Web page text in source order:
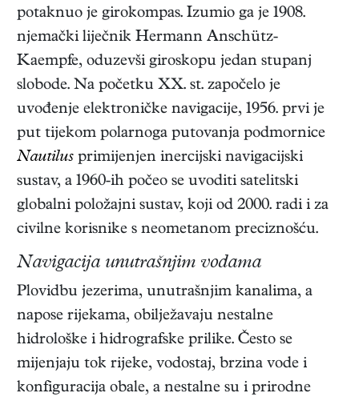
potaknuo je girokompas. Izumio ga je 1908.
njemački liječnik Hermann Anschütz-
Kaempfe, oduzevši giroskopu jedan stupanj
slobode. Na početku XX. st. započelo je
uvođenje elektroničke navigacije, 1956. prvi je
put tijekom polarnoga putovanja podmornice
Nautilus primijenjen inercijski navigacijski
sustav, a 1960-ih počeo se uvoditi satelitski
globalni položajni sustav, koji od 2000. radi i za
civilne korisnike s neometanom preciznošću.
Navigacija unutrašnjim vodama
Plovidbu jezerima, unutrašnjim kanalima, a
napose rijekama, obilježavaju nestalne
hidrološke i hidrografske prilike. Često se
mijenjaju tok rijeke, vodostaj, brzina vode i
konfiguracija obale, a nestalne su i prirodne